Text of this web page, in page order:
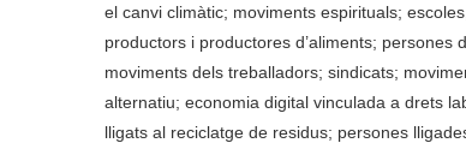
el canvi climàtic; moviments espirituals;
productors i productores d’aliments;
moviments dels treballadors; sindicats;
alternatiu; economia digital vinculada a drets
lligats al reciclatge de residus; persones